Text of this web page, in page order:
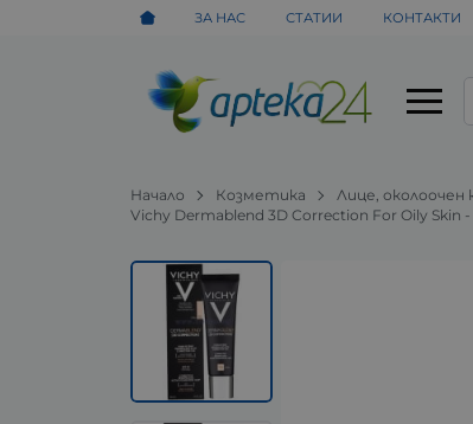
ЗА НАС СТАТИИ КОНТАКТИ
Начало Козметика Лице,
Vichy Dermablend 3D Correction For Oily